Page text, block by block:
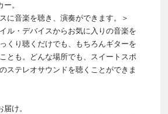
。
に音楽を聴き、演奏ができます。＞
ル・デバイスからお気に入りの音楽を
くり聴くだけでも、もちろんギターを
とも。どんな場所でも、スイートスポ
ステレオサウンドを聴くことができま
け。